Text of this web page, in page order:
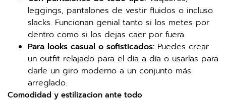
leggings, pantalones de vestir fluidos o incluso
slacks. Funcionan genial tanto si los metes por
dentro como si los dejas caer por fuera.
Para looks casual o sofisticados: Puedes crear
un outfit relajado para el día a día o usarlas para
darle un giro moderno a un conjunto más
arreglado.
Comodidad y estilizacion ante todo